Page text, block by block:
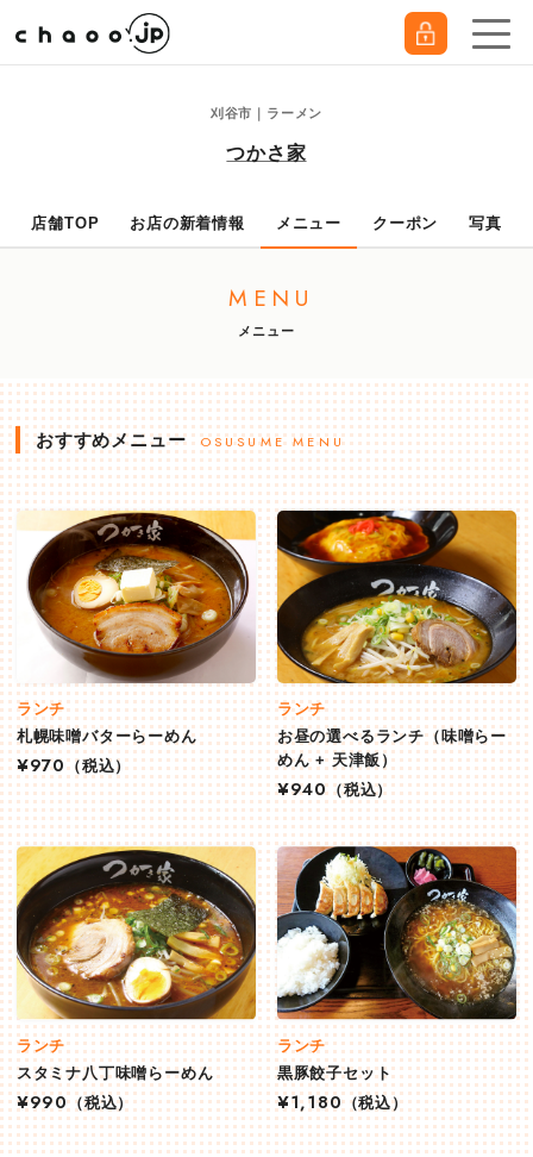
刈谷市｜ラーメン
つかさ家
店舗TOP お店の新着情報 メニュー クーポン 写真
MENU
メニュー
おすすめメニュー OSUSUME MENU
ランチ
札幌味噌バターらーめん
¥970 （税込）
ランチ
お昼の選べるランチ（味噌らー
めん + 天津飯）
¥940（税込）
ランチ
スタミナ八丁味噌らーめん
¥990（税込）
ランチ
黒豚餃子セット
¥1,180（税込）